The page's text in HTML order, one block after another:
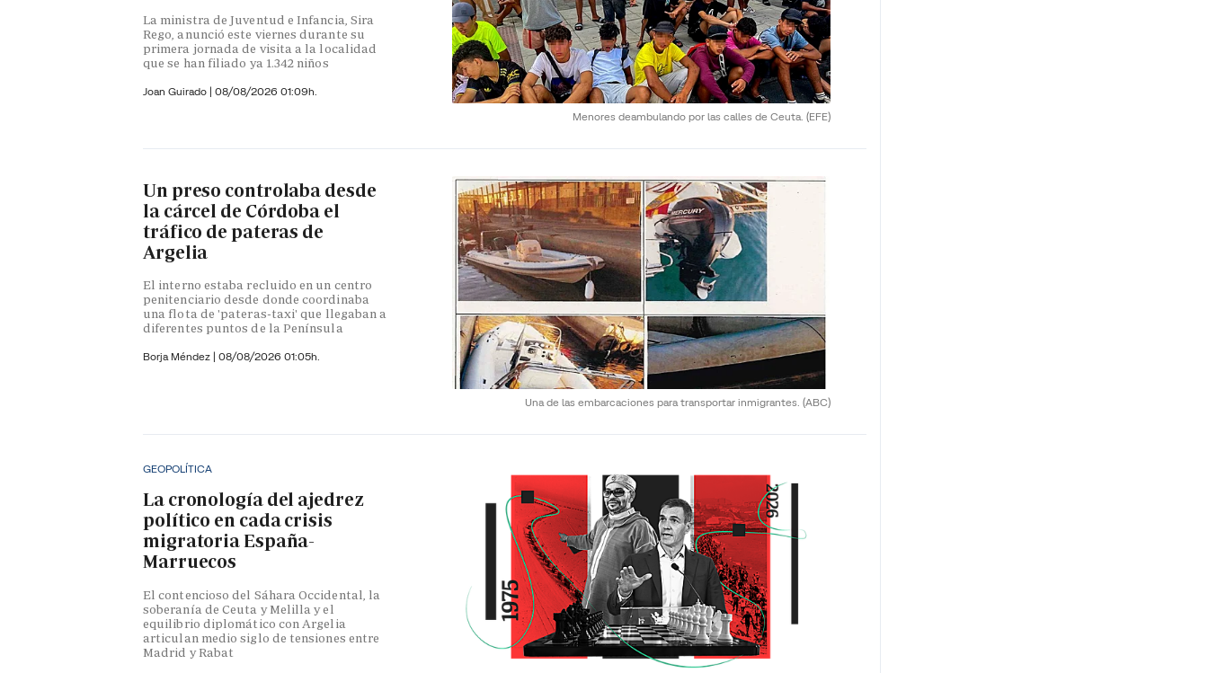
Menores deambulando por las calles de Ceuta. (EFE)
La ministra de Juventud e Infancia, Sira
Rego, anunció este viernes durante su
primera jornada de visita a la localidad
que se han filiado ya 1.342 niños
Joan Guirado | 08/08/2026 01:09h.
Una de las embarcaciones para transportar inmigrantes. (ABC)
Un preso controlaba desde
la cárcel de Córdoba el
tráfico de pateras de
Argelia
El interno estaba recluido en un centro
penitenciario desde donde coordinaba
una flota de 'pateras-taxi' que llegaban a
diferentes puntos de la Península
Borja Méndez | 08/08/2026 01:05h.
GEOPOLÍTICA
La cronología del ajedrez
político en cada crisis
migratoria España-
Marruecos
El contencioso del Sáhara Occidental, la
soberanía de Ceuta y Melilla y el
equilibrio diplomático con Argelia
articulan medio siglo de tensiones entre
Madrid y Rabat